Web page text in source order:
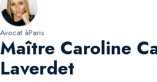
Avocat àParis
Maître Caroline
Laverdet